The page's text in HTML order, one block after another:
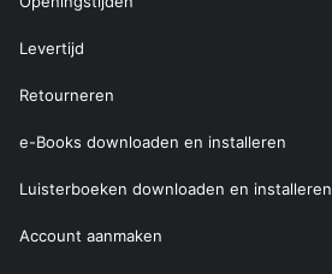
Levertijd
Retourneren
e-Books downloaden en installeren
Luisterboeken downloaden en installeren
Account aanmaken